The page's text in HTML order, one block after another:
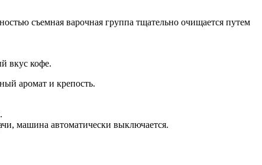
съемная варочная группа тщательно очищается путем
вкус кофе.
аромат и крепость.
машина автоматически выключается.